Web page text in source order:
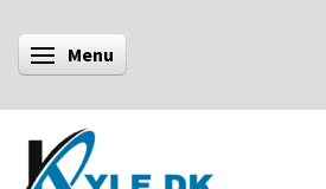
Skifte navigation
Menu